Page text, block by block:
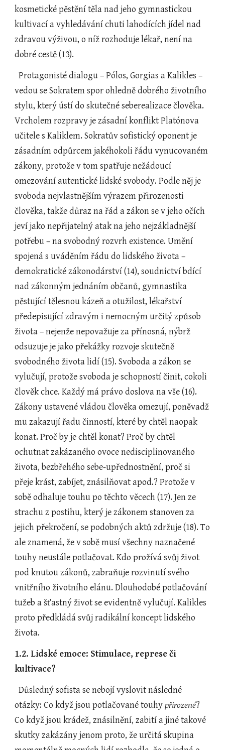
kosmetické pěstění těla nad jeho gymnastickou
kultivací a vyhledávání chuti lahodících jídel nad
zdravou výživou, o níž rozhoduje lékař, není na
dobré cestě (13).
  Protagonisté dialogu – Pólos, Gorgias a Kalikles –
vedou se Sokratem spor ohledně dobrého životního
stylu, který ústí do skutečné seberealizace člověka.
Vrcholem rozpravy je zásadní konflikt Platónova
učitele s Kaliklem. Sokratův sofistický oponent je
zásadním odpůrcem jakéhokoli řádu vynucovaném
zákony, protože v tom spatřuje nežádoucí
omezování autentické lidské svobody. Podle něj je
svoboda nejvlastnějším výrazem přirozenosti
člověka, takže důraz na řád a zákon se v jeho očích
jeví jako nepřijatelný atak na jeho nejzákladnější
potřebu – na svobodný rozvrh existence. Umění
spojená s uváděním řádu do lidského života –
demokratické zákonodárství (14), soudnictví bdící
nad zákonným jednáním občanů, gymnastika
pěstující tělesnou kázeň a otužilost, lékařství
předepisující zdravým i nemocným určitý způsob
života – nejenže nepovažuje za přínosná, nýbrž
odsuzuje je jako překážky rozvoje skutečně
svobodného života lidí (15). Svoboda a zákon se
vylučují, protože svoboda je schopností činit, cokoli
člověk chce. Každý má právo doslova na vše (16).
Zákony ustavené vládou člověka omezují, poněvadž
mu zakazují řadu činností, které by chtěl naopak
konat. Proč by je chtěl konat? Proč by chtěl
ochutnat zakázaného ovoce nedisciplinovaného
života, bezbřehého sebe-upřednostnění, proč si
přeje krást, zabíjet, znásilňovat apod.? Protože v
sobě odhaluje touhu po těchto věcech (17). Jen ze
strachu z postihu, který je zákonem stanoven za
jejich překročení, se podobných aktů zdržuje (18). To
ale znamená, že v sobě musí všechny naznačené
touhy neustále potlačovat. Kdo prožívá svůj život
pod knutou zákonů, zabraňuje rozvinutí svého
vnitřního životního elánu. Dlouhodobé potlačování
tužeb a šťastný život se evidentně vylučují. Kalikles
proto předkládá svůj radikální koncept lidského
života.
1.2. Lidské emoce: Stimulace, represe či
kultivace?
  Důsledný sofista se nebojí vyslovit následné
otázky: Co když jsou potlačované touhy přirozené?
Co když jsou krádež, znásilnění, zabití a jiné takové
skutky zakázány jenom proto, že určitá skupina